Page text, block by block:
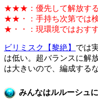
★★★：優先して解放する
★★・：手持ち次第では
★・・：現環境ではおす
ビリミスク【黎絶】 では
は低い。超バランスに解
は大きいので、編成する
みんなはルルーシュ